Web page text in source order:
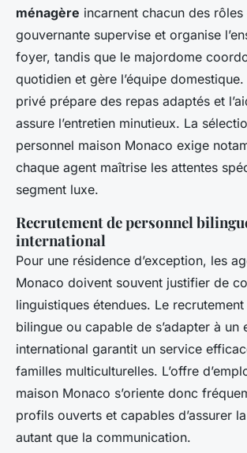
ménagère incarnent chacun des rôles
gouvernante supervise et organise
foyer, tandis que le majordome
quotidien et gère l’équipe
privé prépare des repas adaptés et
assure l’entretien minutieux. La
personnel maison Monaco exige
chaque agent maîtrise les attentes
segment luxe.
Recrutement de personnel
international
Pour une résidence d’exception, les
Monaco doivent souvent justifier de
linguistiques étendues. Le
bilingue ou capable de s’adapter à un
international garantit un service
familles multiculturelles. L’offre
maison Monaco s’oriente donc
profils ouverts et capables d’assurer
autant que la communication.